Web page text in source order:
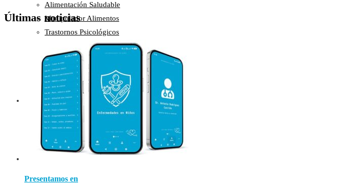
Alimentación Saludable
Manipulador Alimentos
Trastornos Psicológicos
Primeros Auxilios
Pediatría
Taller Tabaquismo
Control del Peso
Centro de Salud
Publicaciones
Glosario
Últimas noticias
Presentamos en